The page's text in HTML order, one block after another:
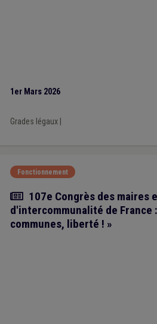
1er Mars 2026
Grades légaux|
Fonctionnement
Article
107e Congrès des maires
d'intercommunalité de France
communes, liberté ! »